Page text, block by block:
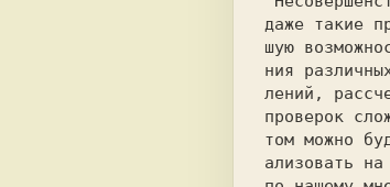
даже такие
шую
ния
лений,
проверок
том можно
ализовать